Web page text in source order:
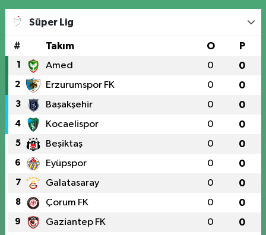
Süper Lig
# Takım O P
1 Amed 0 0
2 Erzurumspor FK 0 0
3 Başakşehir 0 0
4 Kocaelispor 0 0
5 Beşiktaş 0 0
6 Eyüpspor 0 0
7 Galatasaray 0 0
8 Çorum FK 0 0
9 Gaziantep FK 0 0